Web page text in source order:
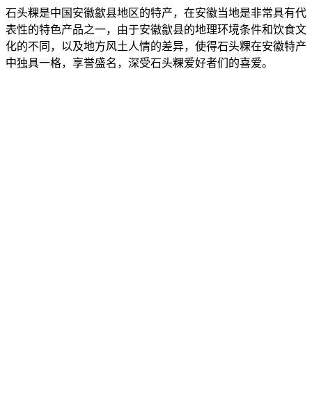
石头粿是中国安徽歙县地区的特产，在安徽当地是非常具有代
表性的特色产品之一，由于安徽歙县的地理环境条件和饮食文
化的不同，以及地方风土人情的差异，使得石头粿在安徽特产
中独具一格，享誉盛名，深受石头粿爱好者们的喜爱。